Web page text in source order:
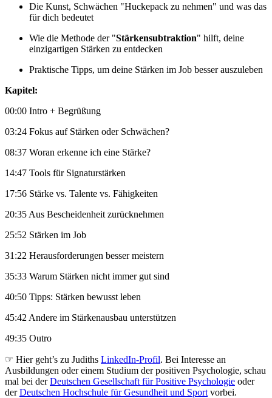
Die Kunst, Schwächen "Huckepack zu nehmen" und was das
für dich bedeutet
Wie die Methode der "Stärkensubtraktion" hilft, deine
einzigartigen Stärken zu entdecken
Praktische Tipps, um deine Stärken im Job besser auszuleben
Kapitel:
00:00 Intro + Begrüßung
03:24 Fokus auf Stärken oder Schwächen?
08:37 Woran erkenne ich eine Stärke?
14:47 Tools für Signaturstärken
17:56 Stärke vs. Talente vs. Fähigkeiten
20:35 Aus Bescheidenheit zurücknehmen
25:52 Stärken im Job
31:22 Herausforderungen besser meistern
35:33 Warum Stärken nicht immer gut sind
40:50 Tipps: Stärken bewusst leben
45:42 Andere im Stärkenausbau unterstützen
49:35 Outro
☞ Hier geht’s zu Judiths LinkedIn-Profil. Bei Interesse an
Ausbildungen oder einem Studium der positiven Psychologie, schau
mal bei derDeutschen Gesellschaft für Positive Psychologie oder
derDeutschen Hochschule für Gesundheit und Sport vorbei.